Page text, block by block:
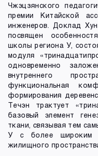
Чжэцзянского
премии Китайской
инженеров. Доклад
посвящен
школы региона У,
модуля
одновременно
внутреннего
функциональная
формирования
Течэн трактует
базовый элемент
ткани, связывая тем
У с более широким
жилищного